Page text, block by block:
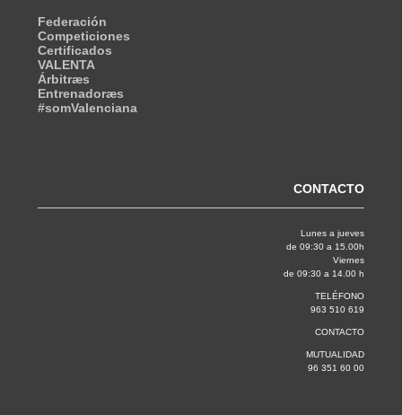
Federación
Competiciones
Certificados
VALENTA
Árbitræs
Entrenadoræs
#somValenciana
CONTACTO
Lunes a jueves
de 09:30 a 15.00h
Viernes
de 09:30 a 14.00 h
TELÉFONO
963 510 619
CONTACTO
MUTUALIDAD
96 351 60 00